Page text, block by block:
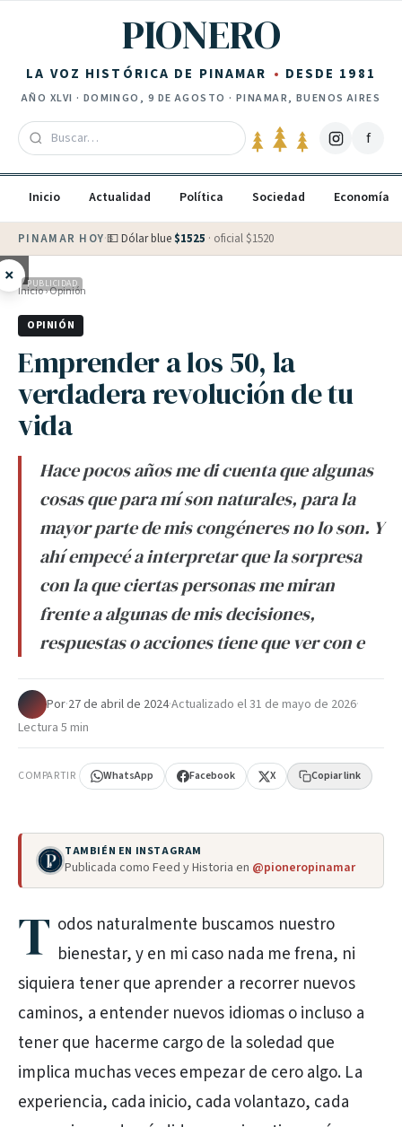
PIONERO
LA VOZ HISTÓRICA DE PINAMAR DESDE 1981
AÑO XLVI · DOMINGO, 9 DE AGOSTO · PINAMAR, BUENOS AIRES
f
Inicio Actualidad Política Sociedad Economía
PINAMAR HOY·💵 Dólar blue $1525 · oficial $1520
× PUBLICIDAD
Inicio›Opinión
OPINIÓN
Emprender a los 50, la
verdadera revolución de tu
vida
Hace pocos años me di cuenta que algunas
cosas que para mí son naturales, para la
mayor parte de mis congéneres no lo son. Y
ahí empecé a interpretar que la sorpresa
con la que ciertas personas me miran
frente a algunas de mis decisiones,
respuestas o acciones tiene que ver con e
Por·27 de abril de 2024·Actualizado el31 de mayo de 2026·
Lectura 5 min
COMPARTIR WhatsApp Facebook X Copiar link
TAMBIÉN EN INSTAGRAM
Publicada como Feed y Historia en @pioneropinamar
T odos naturalmente buscamos nuestro
bienestar, y en mi caso nada me frena, ni
siquiera tener que aprender a recorrer nuevos
caminos, a entender nuevos idiomas o incluso a
tener que hacerme cargo de la soledad que
implica muchas veces empezar de cero algo. La
experiencia, cada inicio, cada volantazo, cada